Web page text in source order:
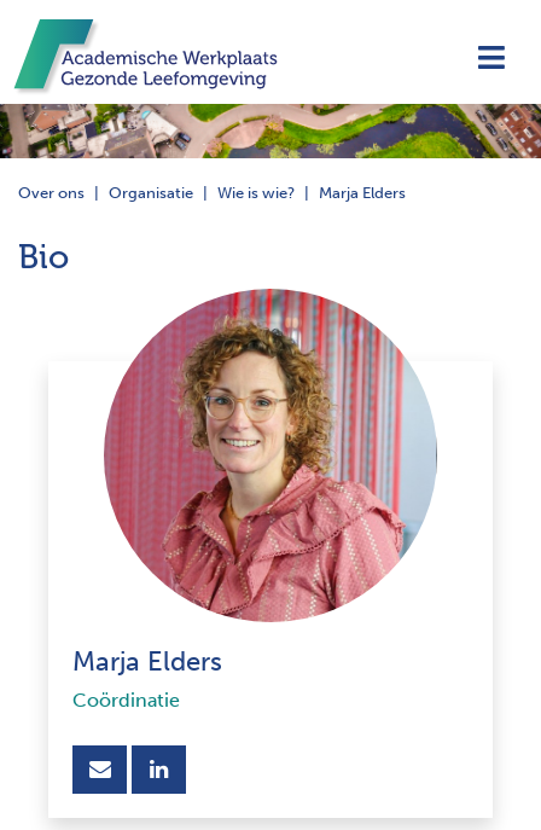
Over ons Organisatie Wie is wie? Marja Elders
Bio
Marja Elders
Coördinatie
opent nieuw scherm